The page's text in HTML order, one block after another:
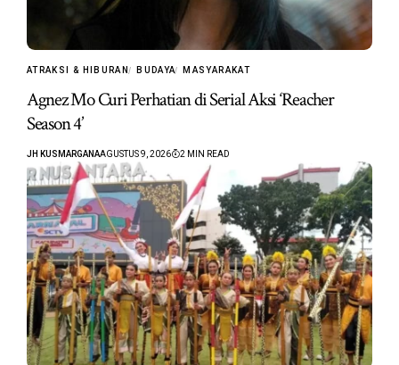
ATRAKSI & HIBURAN BUDAYA MASYARAKAT
Agnez Mo Curi Perhatian di Serial Aksi ‘Reacher
Season 4’
JH KUSMARGANAAGUSTUS 9, 2026 2 MIN READ